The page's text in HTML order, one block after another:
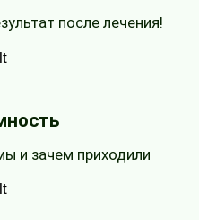
после лечения!
и зачем приходили